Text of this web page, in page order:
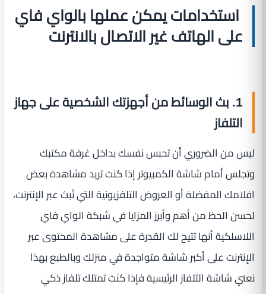
استخدامات يمكن عملها بالواي فاي
على الهاتف غير الاتصال بالانترنت
1. بث الوسائط من أجهزتك الشخصية على جهاز
التلفاز
ليس من الضروري أن تحبس نفسك بداخل غرفة مكتبك
وتجلس أمام شاشة الكمبيوتر إذا كنت تريد مشاهدة بعض
افلامك المفضلة أو العروض التلفزيونية التي تُبث عبر الإنترنت،
لحسن الحظ من أهم وأبرز المزايا في شبكة الواي فاي
اللاسلكية أنها تتيح لك القدرة على مشاهدة المحتوى عبر
الإنترنت على أكبر شاشة متواجدة في منزلك وبالطبع بهذا
نعني شاشة التلفاز الرئيسية فإذا كنت تمتلك تلفاز ذكي